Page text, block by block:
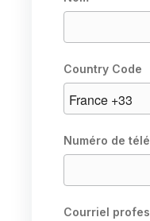
Country Code
Numéro de
Courriel